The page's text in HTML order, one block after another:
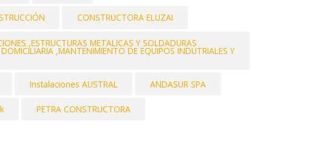
CONSTRUCTORA ELUZAI
,ESTRUCTURAS METALICAS Y SOLDADURAS
,MANTENIMIENTO DE EQUIPOS INDUTRIALES Y
Instalaciones AUSTRAL ANDASUR SPA
PETRA CONSTRUCTORA